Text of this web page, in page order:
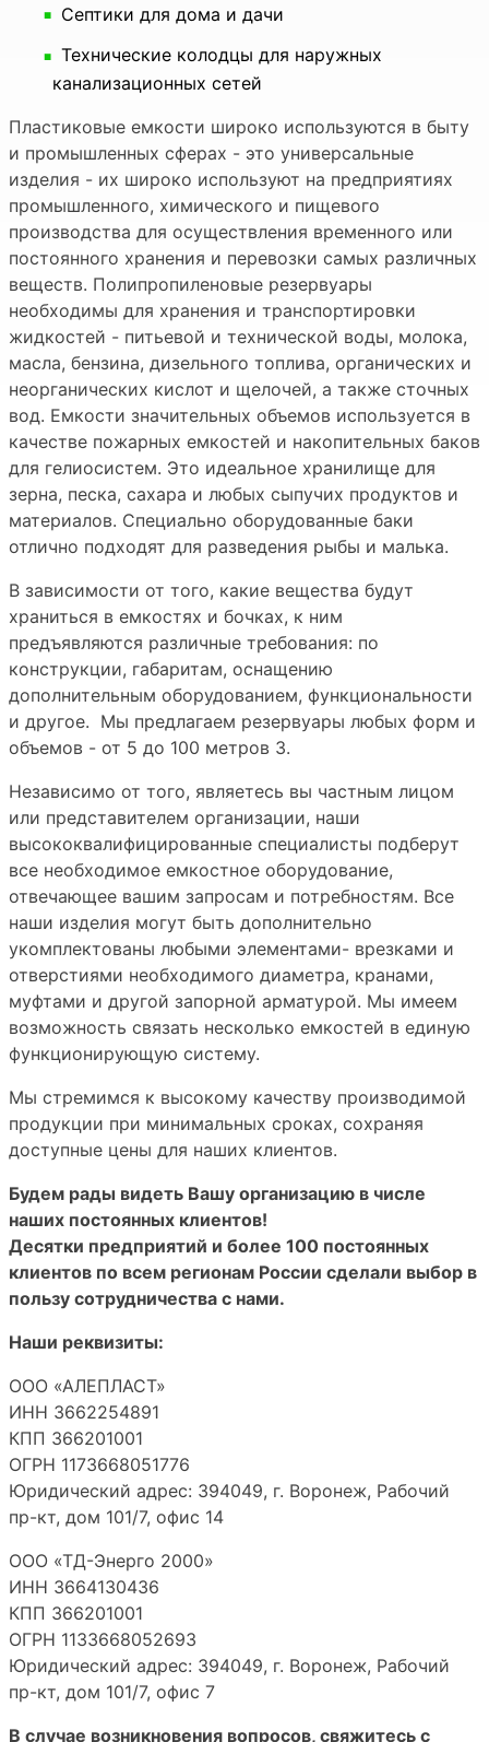
Септики для дома и дачи
Технические колодцы для наружных
канализационных сетей
Пластиковые емкости широко используются в быту
и промышленных сферах - это универсальные
изделия - их широко используют на предприятиях
промышленного, химического и пищевого
производства для осуществления временного или
постоянного хранения и перевозки самых различных
веществ. Полипропиленовые резервуары
необходимы для хранения и транспортировки
жидкостей - питьевой и технической воды, молока,
масла, бензина, дизельного топлива, органических и
неорганических кислот и щелочей, а также сточных
вод. Емкости значительных объемов используется в
качестве пожарных емкостей и накопительных баков
для гелиосистем. Это идеальное хранилище для
зерна, песка, сахара и любых сыпучих продуктов и
материалов. Специально оборудованные баки
отлично подходят для разведения рыбы и малька.
В зависимости от того, какие вещества будут
храниться в емкостях и бочках, к ним
предъявляются различные требования: по
конструкции, габаритам, оснащению
дополнительным оборудованием, функциональности
и другое. Мы предлагаем резервуары любых форм и
объемов - от 5 до 100 метров 3.
Независимо от того, являетесь вы частным лицом
или представителем организации, наши
высококвалифицированные специалисты подберут
все необходимое емкостное оборудование,
отвечающее вашим запросам и потребностям. Все
наши изделия могут быть дополнительно
укомплектованы любыми элементами- врезками и
отверстиями необходимого диаметра, кранами,
муфтами и другой запорной арматурой. Мы имеем
возможность связать несколько емкостей в единую
функционирующую систему.
Мы стремимся к высокому качеству производимой
продукции при минимальных сроках, сохраняя
доступные цены для наших клиентов.
Будем рады видеть Вашу организацию в числе
наших постоянных клиентов!
Десятки предприятий и более 100 постоянных
клиентов по всем регионам России сделали выбор в
пользу сотрудничества с нами.
Наши реквизиты:
ООО «АЛЕПЛАСТ»
ИНН 3662254891
КПП 366201001
ОГРН 1173668051776
Юридический адрес: 394049, г. Воронеж, Рабочий
пр-кт, дом 101/7, офис 14
ООО «ТД-Энерго 2000»
ИНН 3664130436
КПП 366201001
ОГРН 1133668052693
Юридический адрес: 394049, г. Воронеж, Рабочий
пр-кт, дом 101/7, офис 7
В случае возникновения вопросов, свяжитесь с